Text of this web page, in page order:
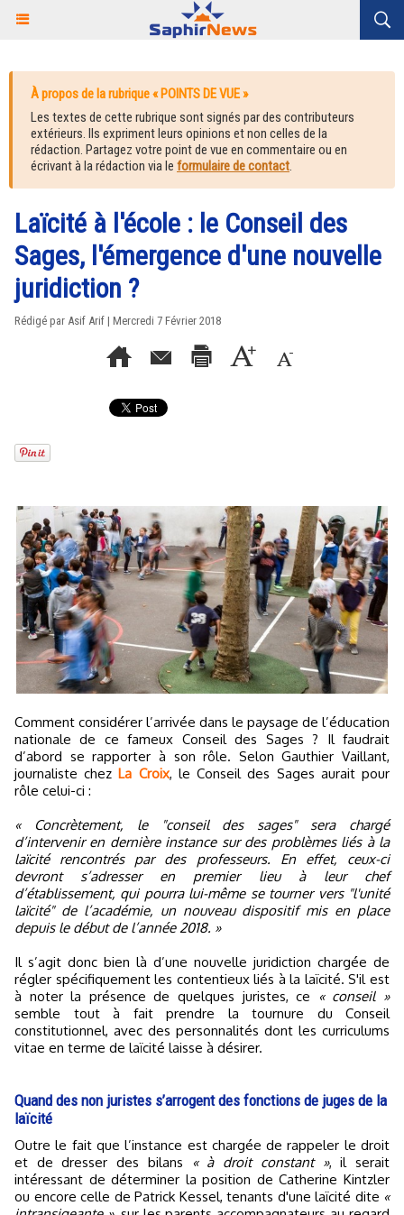
À propos de la rubrique « POINTS DE VUE »
Les textes de cette rubrique sont signés par des contributeurs
extérieurs. Ils expriment leurs opinions et non celles de la
rédaction. Partagez votre point de vue en commentaire ou en
écrivant à la rédaction via le formulaire de contact.
Laïcité à l'école : le Conseil des
Sages, l'émergence d'une nouvelle
juridiction ?
Rédigé par Asif Arif | Mercredi 7 Février 2018
Comment considérer l’arrivée dans le paysage de l’éducation
nationale de ce fameux Conseil des Sages ? Il faudrait
d’abord se rapporter à son rôle. Selon Gauthier Vaillant,
journaliste chezLa Croix, le Conseil des Sages aurait pour
rôle celui-ci :
« Concrètement, le "conseil des sages" sera chargé
d’intervenir en dernière instance sur des problèmes liés à la
laïcité rencontrés par des professeurs. En effet, ceux-ci
devront s’adresser en premier lieu à leur chef
d’établissement, qui pourra lui-même se tourner vers "l'unité
laïcité" de l’académie, un nouveau dispositif mis en place
depuis le début de l’année 2018. »
Il s’agit donc bien là d’une nouvelle juridiction chargée de
régler spécifiquement les contentieux liés à la laïcité. S'il est
à noter la présence de quelques juristes, ce
« conseil »
semble tout à fait prendre la tournure du Conseil
constitutionnel, avec des personnalités dont les curriculums
vitae en terme de laïcité laisse à désirer.
Quand des non juristes s’arrogent des fonctions de juges de la
laïcité
Outre le fait que l’instance est chargée de rappeler le droit
et de dresser des bilans
« à droit constant », il serait
intéressant de déterminer la position de Catherine Kintzler
ou encore celle de Patrick Kessel, tenants d'une laïcité dite «